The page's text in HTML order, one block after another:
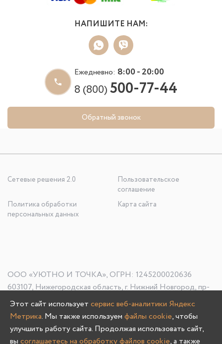
НАПИШИТЕ НАМ:
Ежедневно: 8:00 - 20:00
8 (800)500-77-44
Обратный звонок
Сетевые решения 2.0
Пользовательское
соглашение
Политика обработки
персональных данных
Карта сайта
ООО «УЮТНО И ТОЧКА», ОГРН: 1245200020636
603107, Нижегородская область, г. Нижний Новгород, пр-
кт Гагарина, д. 178/1
Олмеко © 2004 -2026
Этот сайт использует сервис веб-аналитики Яндекс
Метрика. Мы также используем файлы cookie, чтобы
улучшить работу сайта. Продолжая использовать сайт,
вы соглашаетесь на обработку файлов cookie, а также